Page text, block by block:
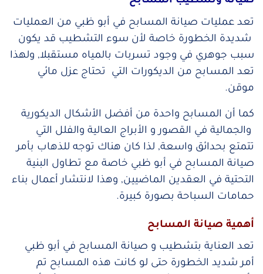
تعد عمليات صيانة المسابح في أبو ظبي من العمليات
شديدة الخطورة خاصة لأن سوء التشطيب قد يكون
سبب جوهري في وجود تسربات بالمياه مستقبلا, ولهذا
تعد المسابح من الديكورات التي تحتاج عزل مائي
موقن.
كما أن المسابح واحدة من أفضل الأشكال الديكورية
والجمالية في القصور و الأبراج العالية والفلل التي
تتمتع بحدائق واسعة, لذا كان هناك توجه للذهاب بأمر
صيانة المسابح في أبو ظبي خاصة مع تطاول البنية
التحتية في العقدين الماضيين, وهذا لانتشار أعمال بناء
حمامات السباحة بصورة كبيرة.
أهمية صيانة المسابح
تعد العناية بتشطيب و صيانة المسابح في أبو ظبي
أمر شديد الخطورة حتى لو كانت هذه المسابح تم